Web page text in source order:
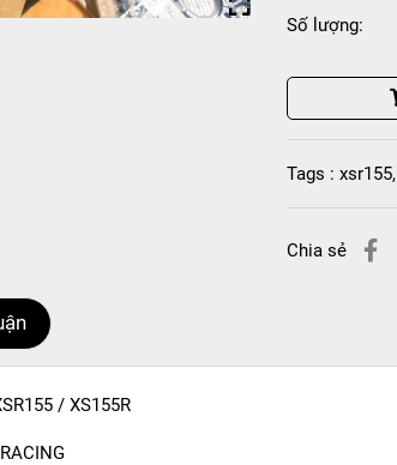
Số lượng:
Tags : xsr155,
Chia sẻ
/ XS155R